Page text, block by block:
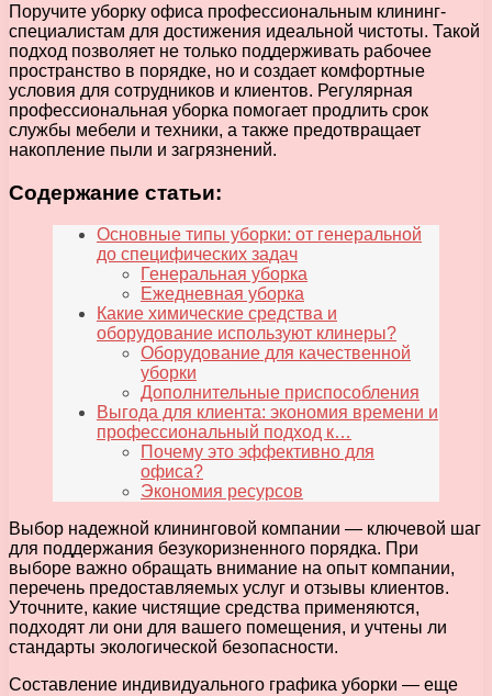
Поручите уборку офиса профессиональным клининг-
специалистам для достижения идеальной чистоты. Такой
подход позволяет не только поддерживать рабочее
пространство в порядке, но и создает комфортные
условия для сотрудников и клиентов. Регулярная
профессиональная уборка помогает продлить срок
службы мебели и техники, а также предотвращает
накопление пыли и загрязнений.
Содержание статьи:
Основные типы уборки: от генеральной
до специфических задач
Генеральная уборка
Ежедневная уборка
Какие химические средства и
оборудование используют клинеры?
Оборудование для качественной
уборки
Дополнительные приспособления
Выгода для клиента: экономия времени и
профессиональный подход к…
Почему это эффективно для
офиса?
Экономия ресурсов
Выбор надежной клининговой компании — ключевой шаг
для поддержания безукоризненного порядка. При
выборе важно обращать внимание на опыт компании,
перечень предоставляемых услуг и отзывы клиентов.
Уточните, какие чистящие средства применяются,
подходят ли они для вашего помещения, и учтены ли
стандарты экологической безопасности.
Составление индивидуального графика уборки — еще